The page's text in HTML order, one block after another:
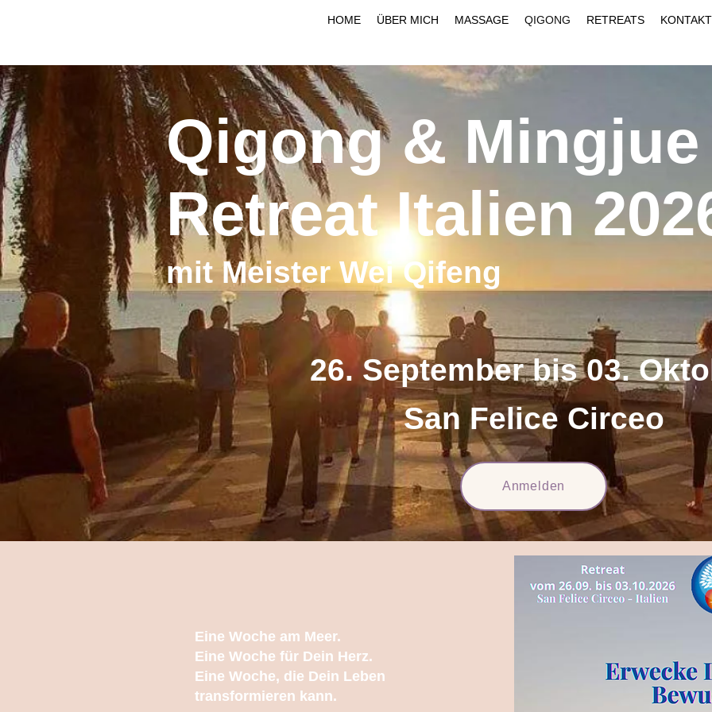
HOME ÜBER MICH MASSAGE QIGONG RETREATS KONTAKT
Qigong & Mingjue
Retreat Italien
mit Meister Wei Qifeng
26. September bis 03.
San Felice Circeo
Anmelden
Eine Woche am Meer.
Eine Woche für Dein Herz.
Eine Woche, die Dein Leben
transformieren kann.